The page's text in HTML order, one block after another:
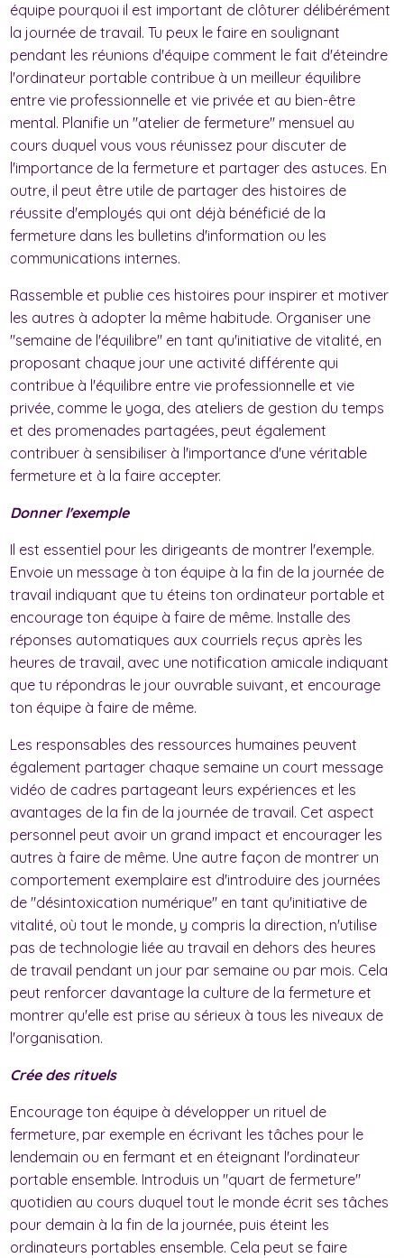
équipe pourquoi il est important de clôturer délibérément
la journée de travail. Tu peux le faire en soulignant
pendant les réunions d'équipe comment le fait d'éteindre
l'ordinateur portable contribue à un meilleur équilibre
entre vie professionnelle et vie privée et au bien-être
mental. Planifie un "atelier de fermeture" mensuel au
cours duquel vous vous réunissez pour discuter de
l'importance de la fermeture et partager des astuces. En
outre, il peut être utile de partager des histoires de
réussite d'employés qui ont déjà bénéficié de la
fermeture dans les bulletins d'information ou les
communications internes.
Rassemble et publie ces histoires pour inspirer et motiver
les autres à adopter la même habitude. Organiser une
"semaine de l'équilibre" en tant qu'initiative de vitalité, en
proposant chaque jour une activité différente qui
contribue à l'équilibre entre vie professionnelle et vie
privée, comme le yoga, des ateliers de gestion du temps
et des promenades partagées, peut également
contribuer à sensibiliser à l'importance d'une véritable
fermeture et à la faire accepter.
Donner l'exemple
Il est essentiel pour les dirigeants de montrer l'exemple.
Envoie un message à ton équipe à la fin de la journée de
travail indiquant que tu éteins ton ordinateur portable et
encourage ton équipe à faire de même. Installe des
réponses automatiques aux courriels reçus après les
heures de travail, avec une notification amicale indiquant
que tu répondras le jour ouvrable suivant, et encourage
ton équipe à faire de même.
Les responsables des ressources humaines peuvent
également partager chaque semaine un court message
vidéo de cadres partageant leurs expériences et les
avantages de la fin de la journée de travail. Cet aspect
personnel peut avoir un grand impact et encourager les
autres à faire de même. Une autre façon de montrer un
comportement exemplaire est d'introduire des journées
de "désintoxication numérique" en tant qu'initiative de
vitalité, où tout le monde, y compris la direction, n'utilise
pas de technologie liée au travail en dehors des heures
de travail pendant un jour par semaine ou par mois. Cela
peut renforcer davantage la culture de la fermeture et
montrer qu'elle est prise au sérieux à tous les niveaux de
l'organisation.
Crée des rituels
Encourage ton équipe à développer un rituel de
fermeture, par exemple en écrivant les tâches pour le
lendemain ou en fermant et en éteignant l'ordinateur
portable ensemble. Introduis un "quart de fermeture"
quotidien au cours duquel tout le monde écrit ses tâches
pour demain à la fin de la journée, puis éteint les
ordinateurs portables ensemble. Cela peut se faire